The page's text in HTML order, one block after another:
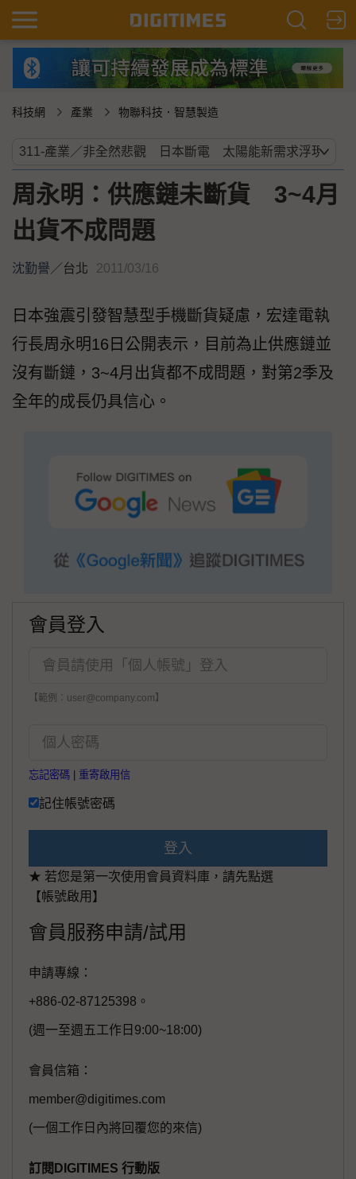
科技網 產業 物聯科技．智慧製造
周永明：供應鏈未斷貨 3~4月
出貨不成問題
沈勤譽／台北 2011/03/16
日本強震引發智慧型手機斷貨疑慮，宏達電執
行長周永明16日公開表示，目前為止供應鏈並
沒有斷鏈，3~4月出貨都不成問題，對第2季及
全年的成長仍具信心。
會員登入
【範例：user@company.com】
忘記密碼 重寄啟用信
記住帳號密碼
登入
★ 若您是第一次使用會員資料庫，請先點選
【帳號啟用】
會員服務申請/試用
申請專線：
+886-02-87125398。
(週一至週五工作日9:00~18:00)
會員信箱：
member@digitimes.com
(一個工作日內將回覆您的來信)
訂閱DIGITIMES 行動版